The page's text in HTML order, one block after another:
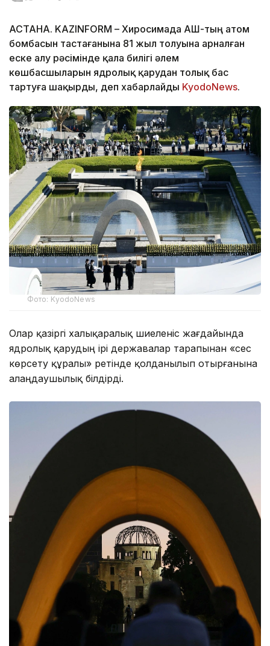
АСТАНА. KAZINFORM – Хиросимада АҚШ-тың атом
бомбасын тастағанына 81 жыл толуына арналған
еске алу рәсімінде қала билігі әлем
көшбасшыларын ядролық қарудан толық бас
тартуға шақырды, деп хабарлайды KyodoNews.
Фото: KyodoNews
Олар қазіргі халықаралық шиеленіс жағдайында
ядролық қарудың ірі державалар тарапынан «сес
көрсету құралы» ретінде қолданылып отырғанына
алаңдаушылық білдірді.